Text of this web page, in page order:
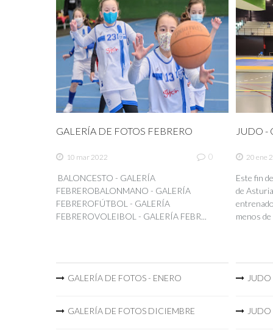
GALERÍA DE FOTOS FEBRERO
10 mar 2022 0
BALONCESTO - GALERÍA
FEBREROBALONMANO - GALERÍA
FEBREROFÚTBOL - GALERÍA
FEBREROVOLEIBOL - GALERÍA FEBR...
GALERÍA DE FOTOS - ENERO
GALERÍA DE FOTOS DICIEMBRE
JUDO -
20 ene
Este fin
de
menos